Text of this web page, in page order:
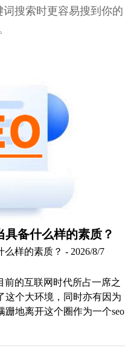
搜索时更容易搜到你的
备什么样的素质？
样的素质？ - 2026/8/7
前的互联网时代所占一席之
这个大环境，同时亦有因为
地离开这个圈作为一个seo